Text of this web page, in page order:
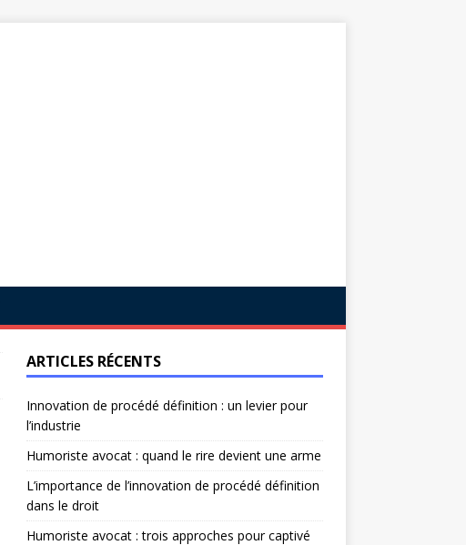
ARTICLES RÉCENTS
Innovation de procédé définition : un levier pour
l’industrie
Humoriste avocat : quand le rire devient une arme
L’importance de l’innovation de procédé définition
dans le droit
Humoriste avocat : trois approches pour captivé